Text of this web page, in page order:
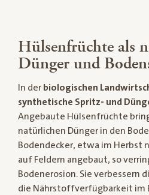
Hülsenfrüchte als
Dünger und
In der biologischen
synthetische Spritz- und
Angebaute Hülsenfrüchte
natürlichen Dünger in den
Bodendecker, etwa im Herbst
auf Feldern angebaut, so
Bodenerosion. Sie verbessern
die Nährstoffverfügbarkeit im